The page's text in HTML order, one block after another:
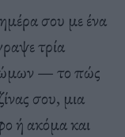
σου με ένα
τρία
— το πώς
σου, μια
ή ακόμα και